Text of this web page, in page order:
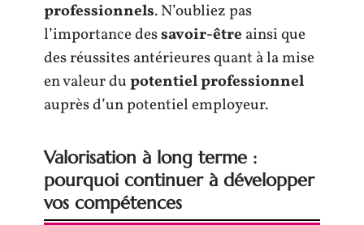
professionnels. N’oubliez pas
l’importance dessavoir-être ainsi que
des réussites antérieures quant à la mise
en valeur dupotentiel professionnel
auprès d’un potentiel employeur.
Valorisation à long terme :
pourquoi continuer à développer
vos compétences